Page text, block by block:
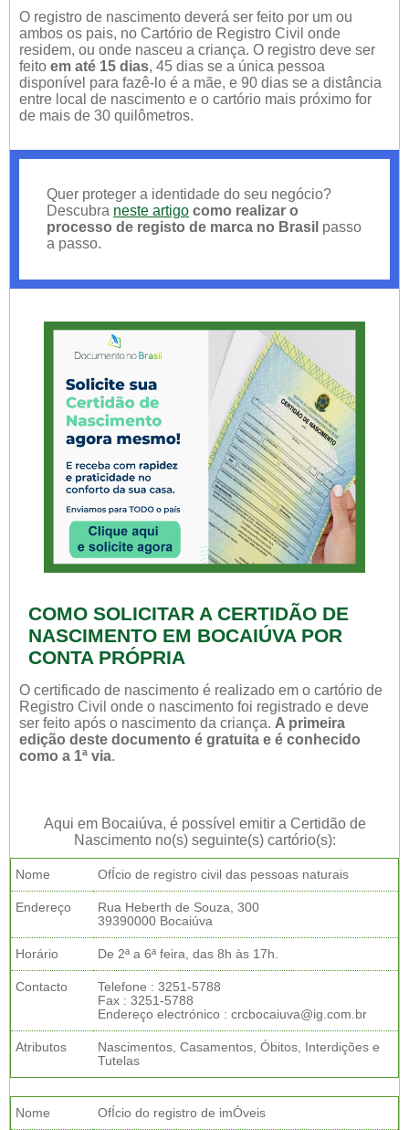
O registro de nascimento deverá ser feito por um ou
ambos os pais, no Cartório de Registro Civil onde
residem, ou onde nasceu a criança. O registro deve ser
feito em até 15 dias, 45 dias se a única pessoa
disponível para fazê-lo é a mãe, e 90 dias se a distância
entre local de nascimento e o cartório mais próximo for
de mais de 30 quilômetros.
Quer proteger a identidade do seu negócio?
Descubra neste artigo como realizar o
processo de registo de marca no Brasil passo
a passo.
COMO SOLICITAR A CERTIDÃO DE
NASCIMENTO EM BOCAIÚVA POR
CONTA PRÓPRIA
O certificado de nascimento é realizado em o cartório de
Registro Civil onde o nascimento foi registrado e deve
ser feito após o nascimento da criança. A primeira
edição deste documento é gratuita e é conhecido
como a 1ª via.
Aqui em Bocaiúva, é possível emitir a Certidão de
Nascimento no(s) seguinte(s) cartório(s):
Nome OfÍcio de registro civil das pessoas naturais
Endereço
Rua Heberth de Souza, 300
39390000 Bocaiúva
Horário De 2ª a 6ª feira, das 8h às 17h.
Contacto
Telefone : 3251-5788
Fax : 3251-5788
Endereço electrónico : crcbocaiuva@ig.com.br
Atributos
Nascimentos, Casamentos, Óbitos, Interdições e
Tutelas
Nome OfÍcio do registro de imÓveis